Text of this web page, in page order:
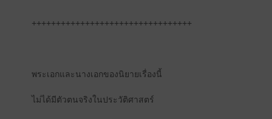
+++++++++++++++++++++++++++++++++
พระเอกและนางเอกของนิยายเรื่องนี้
ไม่ได้มีตัวตนจริงในประวัติศาสตร์